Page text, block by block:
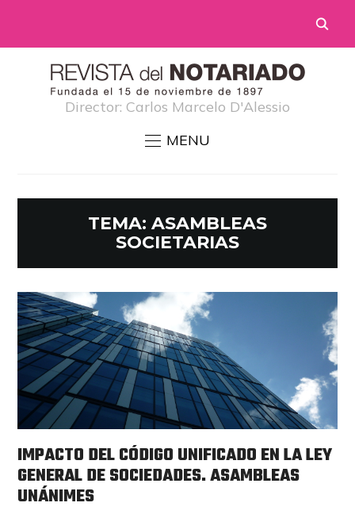
Director: Carlos Marcelo D'Alessio
MENU
TEMA: ASAMBLEAS
SOCIETARIAS
IMPACTO DEL CÓDIGO UNIFICADO EN LA LEY
GENERAL DE SOCIEDADES. ASAMBLEAS
UNÁNIMES